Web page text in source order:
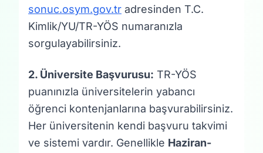
sonuc.osym.gov.tr adresinden T.C.
Kimlik/YU/TR-YÖS numaranızla
sorgulayabilirsiniz.
2. Üniversite Başvurusu: TR-YÖS
puanınızla üniversitelerin yabancı
öğrenci kontenjanlarına başvurabilirsiniz.
Her üniversitenin kendi başvuru takvimi
ve sistemi vardır. Genellikle Haziran-